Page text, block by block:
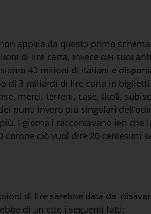
appaia da questo primo
di lire carta, invece dei suoi
40 milioni di italiani e
di 3 miliardi di lire carta in
merci, terreni, case, titoli,
punti invero più singolari
I giornali raccontavano ieri che
corone ciò vuol dire 20 centesimi
di lire sarebbe data dal
di un ette i seguenti fatti: